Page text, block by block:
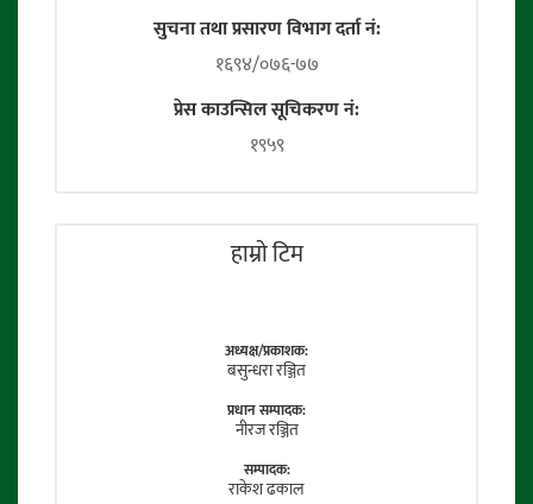
सुचना तथा प्रसारण विभाग दर्ता नं:
१६९४/०७६-७७
प्रेस काउन्सिल सूचिकरण नं:
१९५९
हाम्राे टिम
अध्यक्ष/प्रकाशक:
बसुन्धरा रञ्जित
प्रधान सम्पादक:
नीरज रञ्जित
सम्पादक:
राकेश ढकाल